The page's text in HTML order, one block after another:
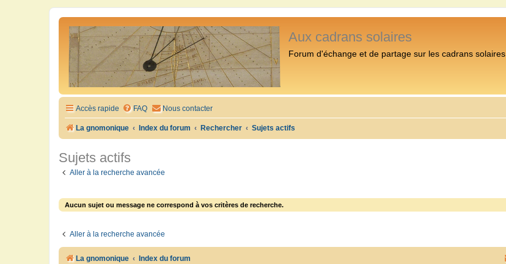
Aux cadrans solaires
Forum d'échange et de partage sur les cadrans solaires
Accès rapide FAQ Nous contacter
La gnomonique Index du forum Rechercher Sujets actifs
Sujets actifs
Aller à la recherche avancée
Aucun sujet ou message ne correspond à vos critères de recherche.
Aller à la recherche avancée
La gnomonique Index du forum